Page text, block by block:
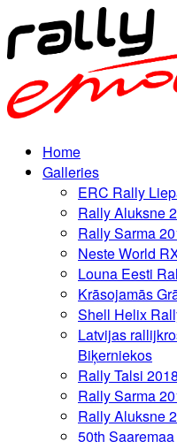
Home
Galleries
ERC Rally
Rally Aluksne
Rally Sarma
Neste World
Louna Eesti
Krāsojamās
Shell Helix
Latvijas
Biķerniekos
Rally Talsi 2018
Rally Sarma
Rally Aluksne
50th